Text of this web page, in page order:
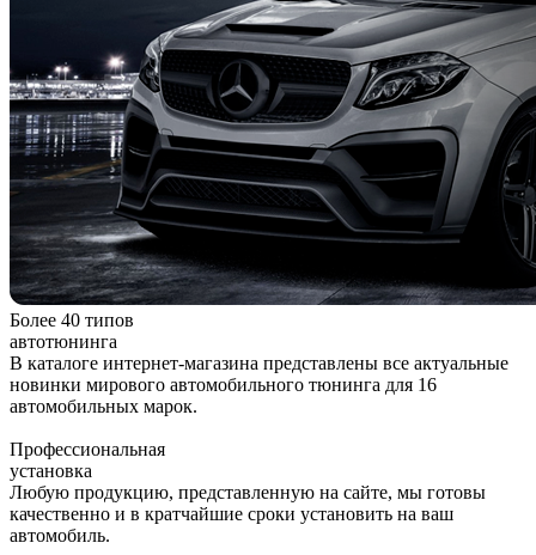
Более 40 типов
автотюнинга
В каталоге интернет-магазина представлены все актуальные
новинки мирового автомобильного тюнинга для 16
автомобильных марок.
Профессиональная
установка
Любую продукцию, представленную на сайте, мы готовы
качественно и в кратчайшие сроки установить на ваш
автомобиль.